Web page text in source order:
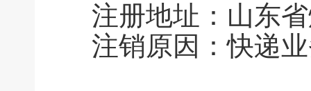
注册地址：山东
注销原因：快递